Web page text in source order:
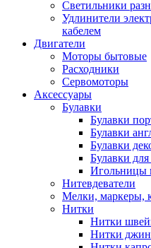
Светильники
Удлинители
кабелем
Двигатели
Моторы бытовые
Расходники
Сервомоторы
Аксессуары
Булавки
Булавки
Булавки
Булавки
Булавки для
Игольницы
Нитевдеватели
Мелки, маркеры,
Нитки
Нитки
Нитки